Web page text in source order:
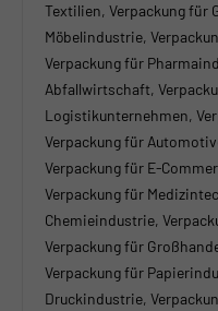
Textilien, Verpackung für
Möbelindustrie,
Verpackung für
Abfallwirtschaft,
Logistikunternehmen,
Verpackung für
Verpackung für E-
Verpackung für
Chemieindustrie,
Verpackung für
Verpackung für
Druckindustrie,